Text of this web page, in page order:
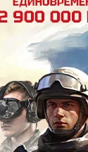
на страницу